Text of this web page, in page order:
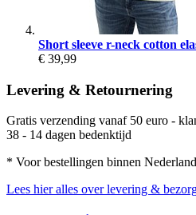
Short sleeve r-neck cotton
€ 39,99
Levering & Retournering
Gratis verzending vanaf 50 euro -
38 - 14 dagen bedenktijd
* Voor bestellingen binnen Nederland
Lees hier alles over levering &